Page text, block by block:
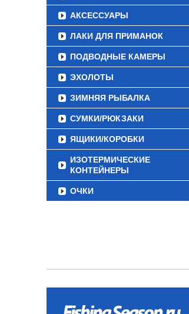
АКСЕССУАРЫ
ЛАКИ ДЛЯ ПРИМАНОК
ПОДВОДНЫЕ КАМЕРЫ
ЭХОЛОТЫ
ЗИМНЯЯ РЫБАЛКА
СУМКИ/РЮКЗАКИ
ЯЩИКИ/КОРОБКИ
ИЗОТЕРМИЧЕСКИЕ
КОНТЕЙНЕРЫ
ОЧКИ